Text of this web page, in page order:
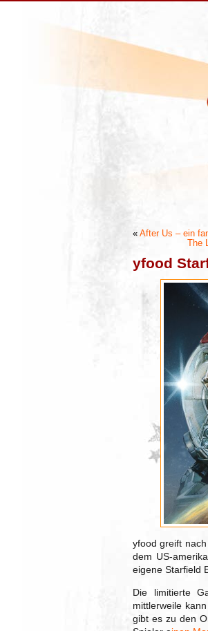
« After Us – ein
yfood
yfood greift
dem US-
eigene Starfield
Die limitierte
mittlerweile
gibt es zu den